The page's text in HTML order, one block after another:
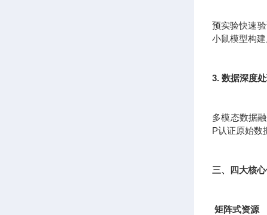
预实验快速
小鼠模型构
3. 数据深度
多模态数据
P认证原始数
三、四大核
矩阵式资源